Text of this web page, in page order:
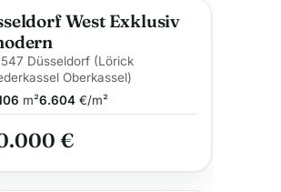
West Exklusiv
Düsseldorf (Lörick
Oberkassel)
m²6.604€/m²
€